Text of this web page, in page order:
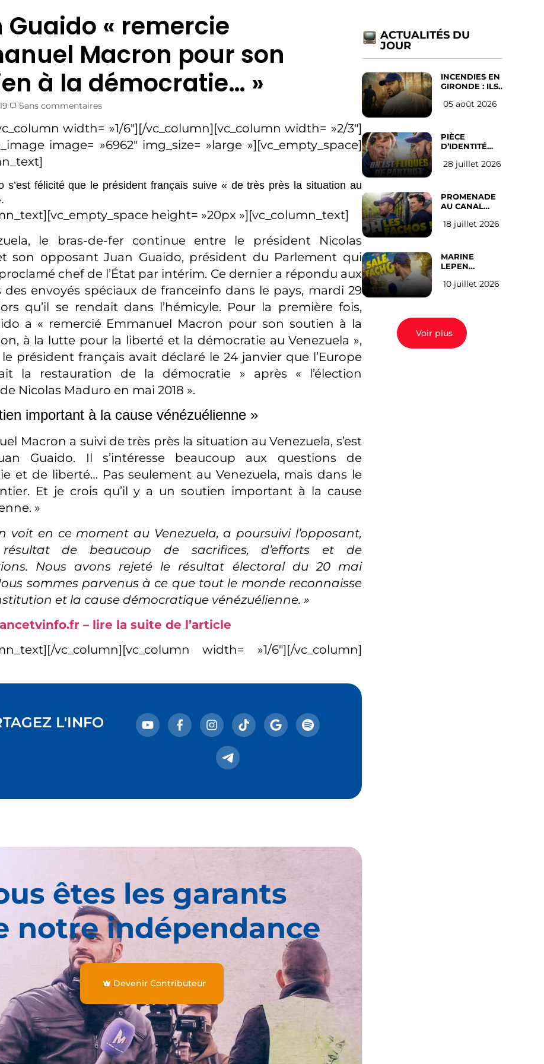
Guaido « remercie
Macron pour son
à la démocratie… »
Sans commentaires
width= »1/6″][/vc_column][vc_column width= »2/3″]
image= »6962″ img_size= »large »][vc_empty_space]
s’est félicité que le président français suive « de très près la situation au
height= »20px »][vc_column_text]
le bras-de-fer continue entre le président Nicolas
son opposant Juan Guaido, président du Parlement qui
chef de l’État par intérim. Ce dernier a répondu aux
des envoyés spéciaux de franceinfo dans le pays, mardi 29
qu’il se rendait dans l’hémicyle. Pour la première fois,
a « remercié Emmanuel Macron pour son soutien à la
à la lutte pour la liberté et la démocratie au Venezuela »,
président français avait déclaré le 24 janvier que l’Europe
la restauration de la démocratie » après « l’élection
Nicolas Maduro en mai 2018 ».
important à la cause vénézuélienne »
Macron a suivi de très près la situation au Venezuela, s’est
Guaido. Il s’intéresse beaucoup aux questions de
et de liberté… Pas seulement au Venezuela, mais dans le
Et je crois qu’il y a un soutien important à la cause
»
voit en ce moment au Venezuela, a poursuivi l’opposant,
de beaucoup de sacrifices, d’efforts et de
Nous avons rejeté le résultat électoral du 20 mai
sommes parvenus à ce que tout le monde reconnaisse
et la cause démocratique vénézuélienne. »
– lire la suite de l’article
vc_column][vc_column width= »1/6″][/vc_column]
L'INFO
êtes les garants
notre indépendance
Devenir Contributeur
ACTUALITÉS DU
JOUR
INCENDIES EN
GIRONDE : ILS
D’ABANDONNER
05 août 2026
PIÈCE
D’IDENTITÉ
SUR LES
l’avis des
Français
28 juillet 2026
PROMENADE
AU CANAL
(les gauchistes
18 juillet 2026
MARINE
LEPEN
EN 2027 : l’avis
10 juillet 2026
Voir plus